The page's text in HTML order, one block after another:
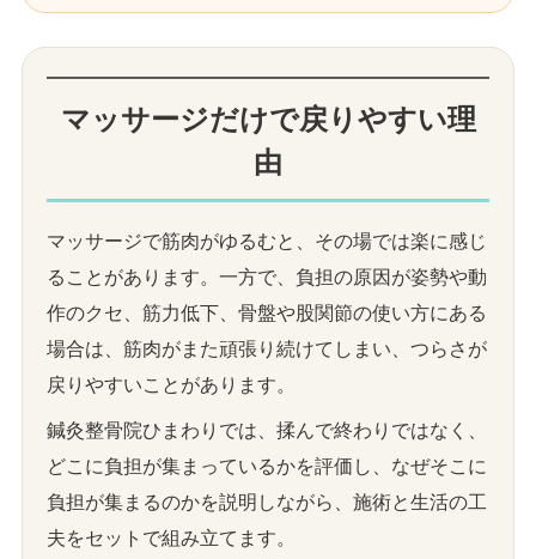
マッサージだけで戻りやすい理
由
マッサージで筋肉がゆるむと、その場では楽に感じ
ることがあります。一方で、負担の原因が姿勢や動
作のクセ、筋力低下、骨盤や股関節の使い方にある
場合は、筋肉がまた頑張り続けてしまい、つらさが
戻りやすいことがあります。
鍼灸整骨院ひまわりでは、揉んで終わりではなく、
どこに負担が集まっているかを評価し、なぜそこに
負担が集まるのかを説明しながら、施術と生活の工
夫をセットで組み立てます。